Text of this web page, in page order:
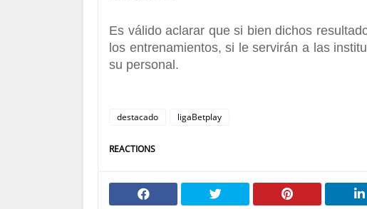
Es válido aclarar que si bien dichos
los entrenamientos, si le servirán a las
su personal.
destacado ligaBetplay
REACTIONS